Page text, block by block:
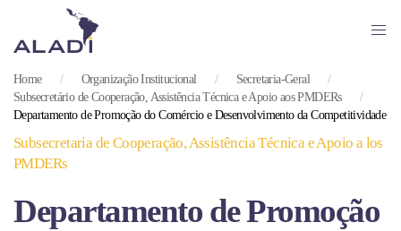
Skip
main
content
Home Organização Institucional
Secretaria-Geral
Subsecretário de Cooperação, Assistência Técnica e Apoio aos PMDERs
Departamento de Promoção do Comércio e Desenvolvimento da Competitividade
Subsecretaria de Cooperação, Assistência Técnica e Apoio a los
PMDERs
Departamento de Promoção